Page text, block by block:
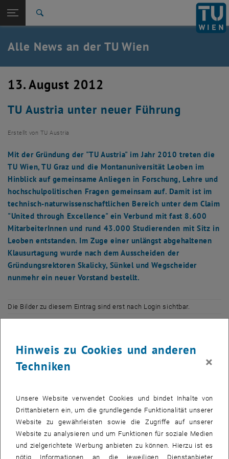
TU Login
Quicklinks
Quicklinks-Menü umschalten
Studium
Karriere
Zurück: Subseiten von TU Wien Startseite auflisten
Zurück zur letzten Ebene:
TU Wien Startseite
Übersicht
Alle News an der TU Wien
13. August 2012
TU Austria unter neuer Führung
Erstellt von TU Austria
Mit der Gründung der "TU Austria" im Jahr 2010 treten die
TU Wien, TU Graz und die Montanuniversität Leoben im
Hinblick auf gemeinsame Anliegen in Forschung, Lehre und
hochschulpolitischen Fragen gemeinsam auf. Damit ist im
technisch-naturwissenschaftlichen Bereich unter dem Claim
"United through Excellence" ein Verbund mit fast 8.600
MitarbeiterInnen und rund 43.000 Studierenden mit Sitz in
Leoben entstanden. Im Zuge einer unlängst abgehaltenen
Klausurtagung wurde nach dem Ausscheiden der
Gründungsrektoren Skalicky, Sünkel und Wegscheider
nunmehr ein neuer Vorstand bestellt.
Die Bilder zu diesem Eintrag sind erst nach Login sichtbar.
Zum Präsidenten wurde der Rektor der Montanuniversität Leoben,
Vizepräsidenten o.Univ.Prof. Sabine Seidler (Rektorin der TU Wien)
Funktion des Schriftführers bekleidet. Das Amt des Kassiers
übernimmt Rektor emeritus o.Univ.Prof. Wolfhard Wegscheider (MU
Leoben).
Arbeitsprogramm
"Wir kooperieren verstärkt in den Bereichen Forschung, Lehre und
Hinweis zu Cookies und anderen
Techniken
×
Unsere Website verwendet Cookies und bindet Inhalte von
Drittanbietern ein, um die grundlegende Funktionalität unserer
Website zu gewährleisten sowie die Zugriffe auf unserer
Website zu analysieren und um Funktionen für soziale Medien
und zielgerichtete Werbung anbieten zu können. Hierzu ist es
nötig Informationen an die jeweiligen Dienstanbieter